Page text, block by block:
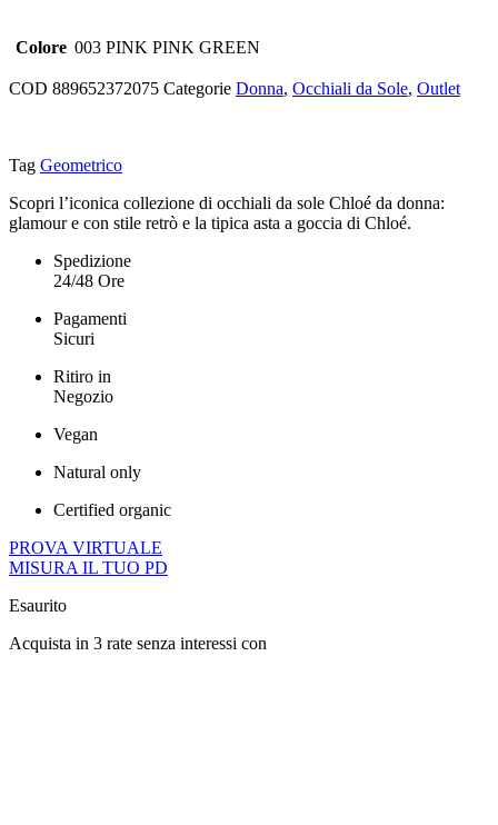
Colore 003 PINK PINK GREEN
COD 889652372075 Categorie Donna, Occhiali da Sole, Outlet
Tag Geometrico
Scopri l’iconica collezione di occhiali da sole Chloé da donna:
glamour e con stile retrò e la tipica asta a goccia di Chloé.
Spedizione
24/48 Ore
Pagamenti
Sicuri
Ritiro in
Negozio
Vegan
Natural only
Certified organic
PROVA VIRTUALE
MISURA IL TUO PD
Esaurito
Acquista in 3 rate senza interessi con